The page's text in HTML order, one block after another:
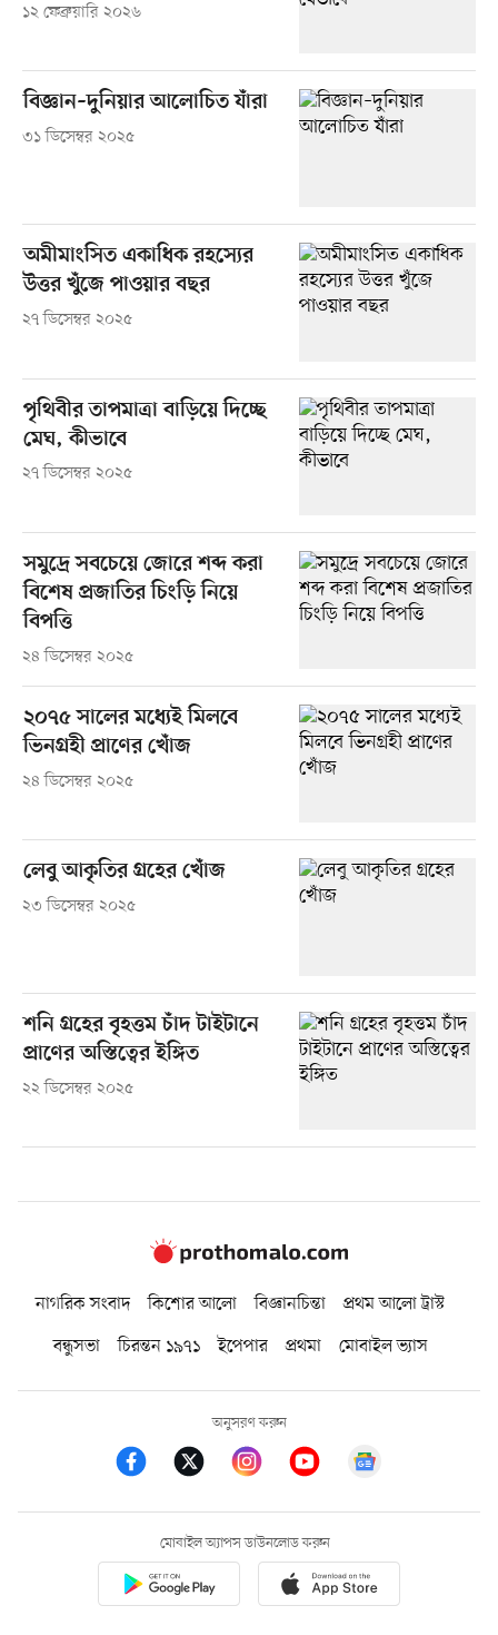
১২ ফেব্রুয়ারি ২০২৬
বিজ্ঞান–দুনিয়ার আলোচিত যাঁরা
৩১ ডিসেম্বর ২০২৫
অমীমাংসিত একাধিক রহস্যের
উত্তর খুঁজে পাওয়ার বছর
২৭ ডিসেম্বর ২০২৫
পৃথিবীর তাপমাত্রা বাড়িয়ে দিচ্ছে
মেঘ, কীভাবে
২৭ ডিসেম্বর ২০২৫
সমুদ্রে সবচেয়ে জোরে শব্দ করা
বিশেষ প্রজাতির চিংড়ি নিয়ে
বিপত্তি
২৪ ডিসেম্বর ২০২৫
২০৭৫ সালের মধ্যেই মিলবে
ভিনগ্রহী প্রাণের খোঁজ
২৪ ডিসেম্বর ২০২৫
লেবু আকৃতির গ্রহের খোঁজ
২৩ ডিসেম্বর ২০২৫
শনি গ্রহের বৃহত্তম চাঁদ টাইটানে
প্রাণের অস্তিত্বের ইঙ্গিত
২২ ডিসেম্বর ২০২৫
নাগরিক সংবাদ কিশোর আলো বিজ্ঞানচিন্তা
প্রথম আলো ট্রাস্ট
বন্ধুসভা
চিরন্তন ১৯৭১ ইপেপার প্রথমা মোবাইল ভ্যাস
অনুসরণ করুন
মোবাইল অ্যাপস ডাউনলোড করুন